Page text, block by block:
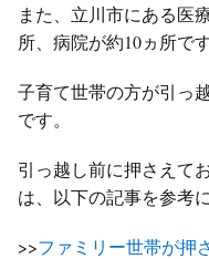
また、立川市にある医
所、病院が約10ヵ所です
子育て世帯の方が引っ
です。
引っ越し前に押さえて
は、以下の記事を参考
>>ファミリー世帯が押